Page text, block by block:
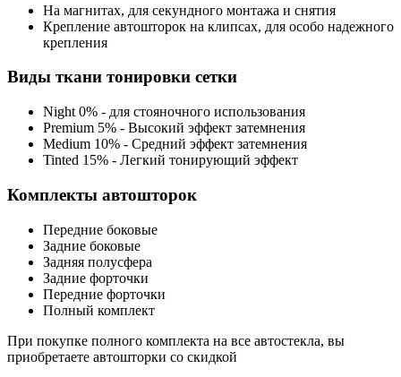
На магнитах, для секундного монтажа и снятия
Крепление автошторок на клипсах, для особо надежного
крепления
Виды ткани тонировки сетки
Night 0% - для стояночного использования
Premium 5% - Высокий эффект затемнения
Medium 10% - Средний эффект затемнения
Tinted 15% - Легкий тонирующий эффект
Комплекты автошторок
Передние боковые
Задние боковые
Задняя полусфера
Задние форточки
Передние форточки
Полный комплект
При покупке полного комплекта на все автостекла, вы
приобретаете автошторки со скидкой